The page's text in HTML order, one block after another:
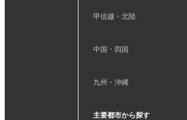
甲信越・北陸
中国・四国
九州・沖縄
主要都市から探す